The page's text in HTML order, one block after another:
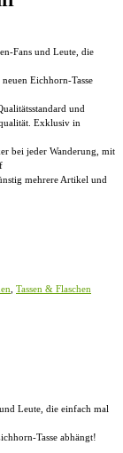
Fans und Leute, die
Eichhorn-Tasse
und
Exklusiv in
bei jeder Wanderung, mit
mehrere Artikel und
Tassen & Flaschen
Leute, die einfach mal
Tasse abhängt!